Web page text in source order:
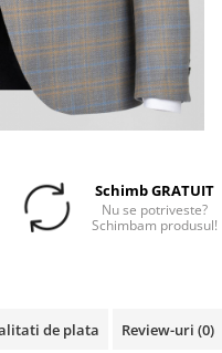
Schimb GRATUIT
Nu se potriveste?
Schimbam produsul!
de plata Review-uri (0)